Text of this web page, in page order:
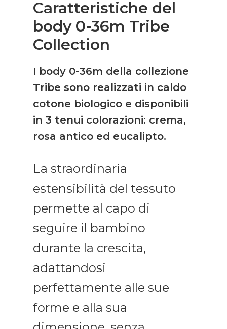
Caratteristiche del
body 0-36m Tribe
Collection
I body 0-36m della collezione
Tribe sono realizzati in caldo
cotone biologico e disponibili
in 3 tenui colorazioni: crema,
rosa antico ed eucalipto.
La straordinaria
estensibilità del tessuto
permette al capo di
seguire il bambino
durante la crescita,
adattandosi
perfettamente alle sue
forme e alla sua